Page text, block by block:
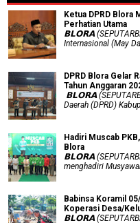
Ketua DPRD Blora
Perhatian Utama
​𝗕𝗟𝗢𝗥𝗔
Internasional (May
DPRD Blora Gelar
Tahun Anggaran
𝗕𝗟𝗢𝗥𝗔
Daerah (DPRD)
Hadiri Muscab
Blora
𝗕𝗟𝗢𝗥𝗔
menghadiri
Babinsa Koramil
Koperasi Desa/
𝗕𝗟𝗢𝗥𝗔